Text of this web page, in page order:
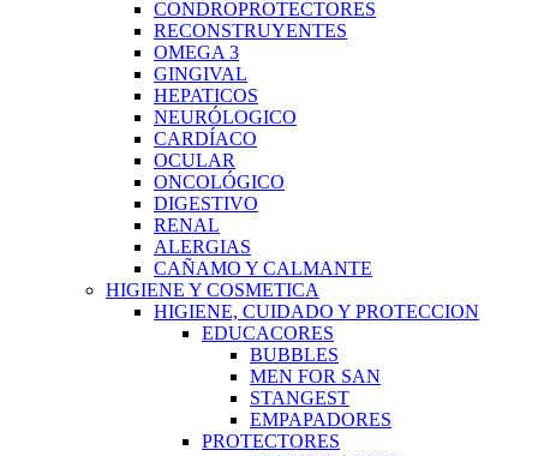
CONDROPROTECTORES
RECONSTRUYENTES
OMEGA 3
GINGIVAL
HEPATICOS
NEURÓLOGICO
CARDÍACO
OCULAR
ONCOLÓGICO
DIGESTIVO
RENAL
ALERGIAS
CAÑAMO Y CALMANTE
HIGIENE Y COSMETICA
HIGIENE, CUIDADO Y PROTECCION
EDUCACORES
BUBBLES
MEN FOR SAN
STANGEST
EMPAPADORES
PROTECTORES